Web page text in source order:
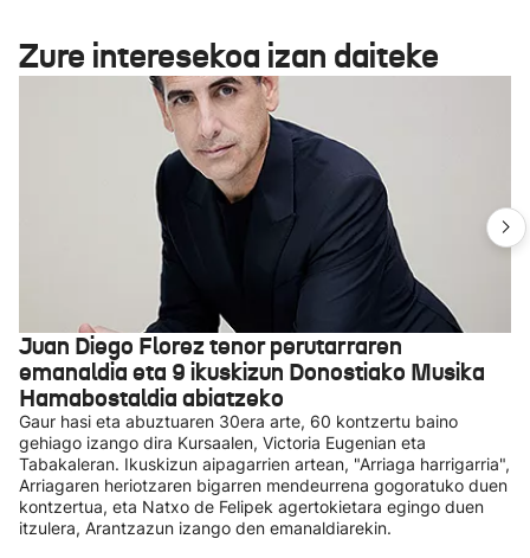
Zure interesekoa izan daiteke
Juan Diego Florez tenor perutarraren
emanaldia eta 9 ikuskizun Donostiako Musika
Hamabostaldia abiatzeko
Gaur hasi eta abuztuaren 30era arte, 60 kontzertu baino
gehiago izango dira Kursaalen, Victoria Eugenian eta
Tabakaleran. Ikuskizun aipagarrien artean, "Arriaga harrigarria",
Arriagaren heriotzaren bigarren mendeurrena gogoratuko duen
kontzertua, eta Natxo de Felipek agertokietara egingo duen
itzulera, Arantzazun izango den emanaldiarekin.